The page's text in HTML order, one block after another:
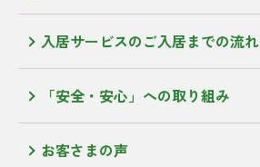
入居サービスのご入居までの流れ
「安全・安心」への取り組み
お客さまの声